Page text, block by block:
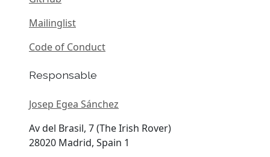
Mailinglist
Code of Conduct
Responsable
Josep Egea Sánchez
Av del Brasil, 7 (The Irish Rover)
28020 Madrid, Spain 1